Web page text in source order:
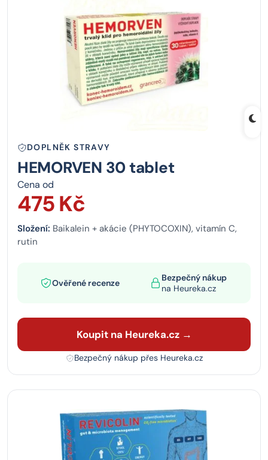
DOPLNĚK STRAVY
HEMORVEN 30 tablet
Cena od
475 Kč
Složení: Baikalein + akácie (PHYTOCOXIN), vitamín C,
rutin
Ověřené recenze
Bezpečný nákup
na Heureka.cz
Koupit na Heureka.cz →
Bezpečný nákup přes Heureka.cz